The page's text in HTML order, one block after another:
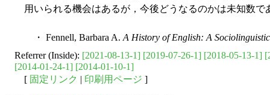
用いられる機会はあるが，今後どうなるのかは未知数で
・ Fennell, Barbara A. A History of English: A
Referrer (Inside): [2021-08-13-1] [2019-07-26-1] [2018-05-13-1]
[2014-01-24-1] [2014-01-10-1]
[ 固定リンク | 印刷用ページ ]